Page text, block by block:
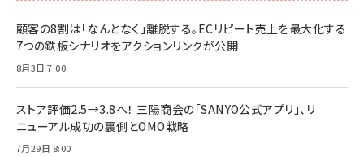
顧客の8割は「なんとなく」離脱する。ECリピート売上を最大化する
7つの鉄板シナリオをアクションリンクが公開
8月3日 7:00
ストア評価2.5→3.8へ！ 三陽商会の「SANYO公式アプリ」、リ
ニューアル成功の裏側とOMO戦略
7月29日 8:00